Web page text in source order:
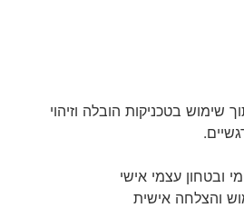
שימוש בטכניקות הובלה וזיהוי
ובטחון עצמי אישי
והצלחה אישית